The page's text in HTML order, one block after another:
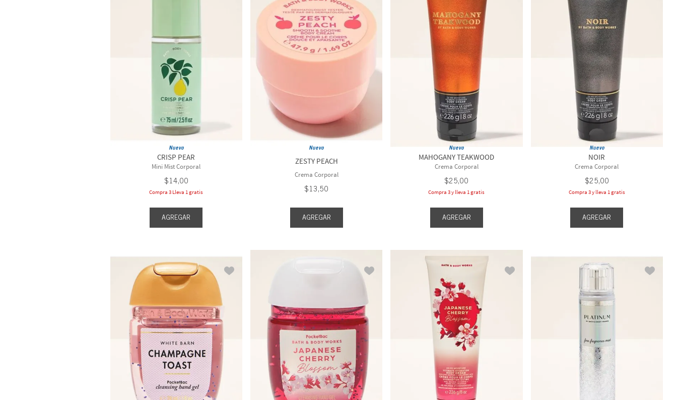
Nuevo
CRISP PEAR
Mini Mist Corporal
$14,00
Compra 3 Lleva 1 gratis
AGREGAR
Nuevo
ZESTY PEACH
Crema Corporal
$13,50
AGREGAR
Nuevo
MAHOGANY TEAKWOOD
Crema Corporal
$25,00
Compra 3 y lleva 1 gratis
AGREGAR
Nuevo
NOIR
Crema Corporal
$25,00
Compra 3 y lleva 1 gratis
AGREGAR